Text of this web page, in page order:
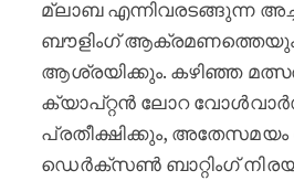
മ്ലാബ എന്നിവരടങ്ങുന്ന
ബൗളിംഗ് ആക്രമണത്തെയും
ആശ്രയിക്കും. കഴിഞ്ഞ
ക്യാപ്റ്റൻ ലോറ
പ്രതീക്ഷിക്കും,
ഡെർക്‌സൺ ബാറ്റിംഗ്